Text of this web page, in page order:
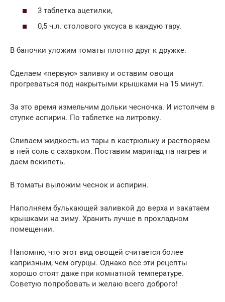
3 таблетка ацетилки,
0,5 ч.л. столового уксуса в каждую тару.
В баночки уложим томаты плотно друг к дружке.
Сделаем «первую» заливку и оставим овощи
прогреваться под накрытыми крышками на 15 минут.
За это время измельчим дольки чесночка. И истолчем в
ступке аспирин. По таблетке на литровку.
Сливаем жидкость из тары в кастрюльку и растворяем
в ней соль с сахарком. Поставим маринад на нагрев и
даем вскипеть.
В томаты выложим чеснок и аспирин.
Наполняем булькающей заливкой до верха и закатаем
крышками на зиму. Хранить лучше в прохладном
помещении.
Напомню, что этот вид овощей считается более
капризным, чем огурцы. Однако все эти рецепты
хорошо стоят даже при комнатной температуре.
Советую попробовать и желаю всего доброго!